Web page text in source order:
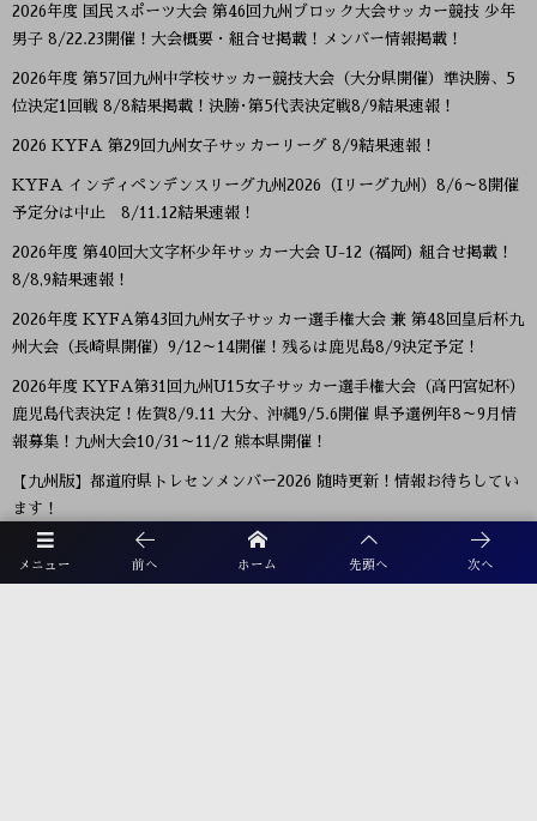
メニュー 前へ ホーム 先頭へ 次へ
2026年度 国民スポーツ大会 第46回九州ブロック大会サッカー競技 少年
男子 8/22.23開催！大会概要・組合せ掲載！メンバー情報掲載！
2026年度 第57回九州中学校サッカー競技大会（大分県開催）準決勝、5
位決定1回戦 8/8結果掲載！決勝･第5代表決定戦8/9結果速報！
2026 KYFA 第29回九州女子サッカーリーグ 8/9結果速報！
KYFA インディペンデンスリーグ九州2026（Iリーグ九州）8/6～8開催
予定分は中止 8/11.12結果速報！
2026年度 第40回大文字杯少年サッカー大会 U-12 (福岡) 組合せ掲載！
8/8,9結果速報！
2026年度 KYFA第43回九州女子サッカー選手権大会 兼 第48回皇后杯九
州大会（長崎県開催）9/12～14開催！残るは鹿児島8/9決定予定！
2026年度 KYFA第31回九州U15女子サッカー選手権大会（高円宮妃杯）
鹿児島代表決定！佐賀8/9.11 大分、沖縄9/5.6開催 県予選例年8～9月情
報募集！九州大会10/31～11/2 熊本県開催！
【九州版】都道府県トレセンメンバー2026 随時更新！情報お待ちしてい
ます！
【福岡県少年男子】参加選手掲載！2026年度国民スポーツ大会 第46回九